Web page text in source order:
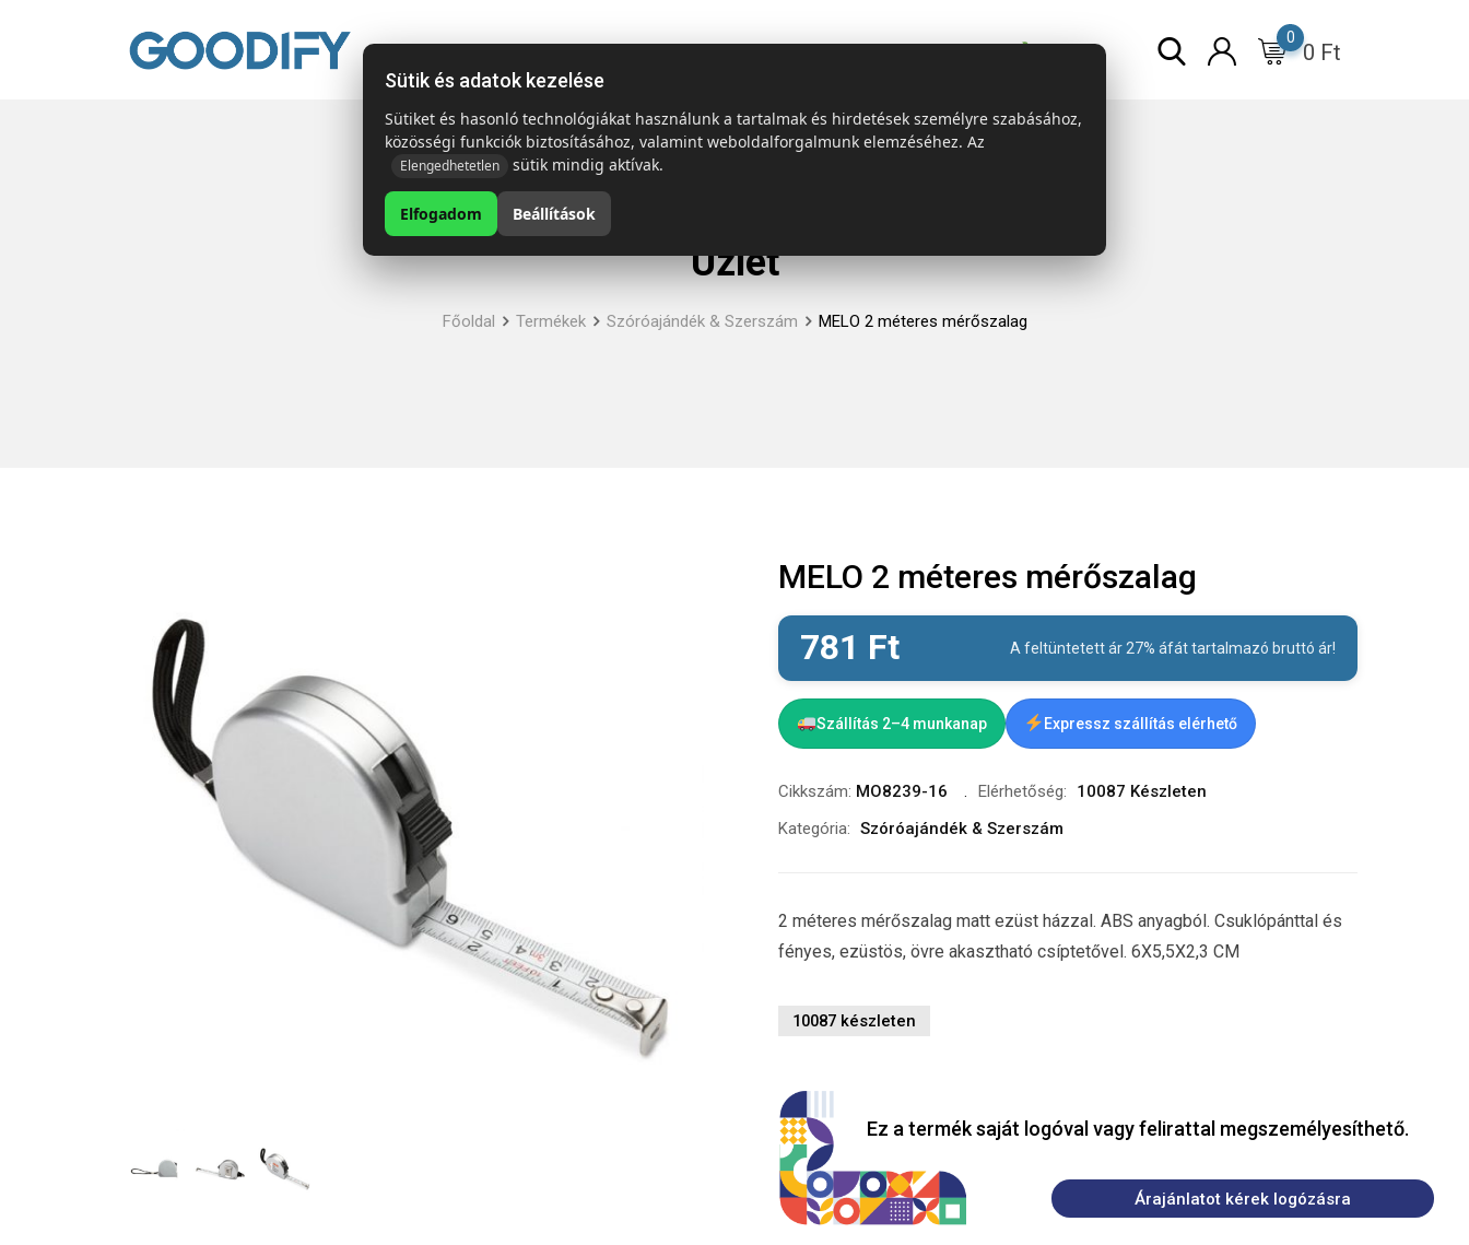
Kezdőlap Termékek Emblémázás és szállítás Tech = Kedvező ár ESG 0 Ft
0
Üzlet
Főoldal Termékek Szóróajándék & Szerszám MELO 2 méteres mérőszalag
MELO 2 méteres mérőszalag
781 Ft A feltüntetett ár 27% áfát tartalmazó bruttó ár!
Szállítás 2–4 munkanap Expressz szállítás elérhető
Cikkszám: MO8239-16 Elérhetőség:
10087 Készleten
Kategória: Szóróajándék & Szerszám
2 méteres mérőszalag matt ezüst házzal. ABS anyagból. Csuklópánttal és
fényes, ezüstös, övre akasztható csíptetővel. 6X5,5X2,3 CM
10087 készleten
Ez a termék saját logóval vagy felirattal megszemélyesíthető.
Árajánlatot kérek logózásra
Sütik és adatok kezelése
Sütiket és hasonló technológiákat használunk a tartalmak és hirdetések személyre szabásához,
közösségi funkciók biztosításához, valamint weboldalforgalmunk elemzéséhez. Az
Elengedhetetlen sütik mindig aktívak.
Elfogadom Beállítások